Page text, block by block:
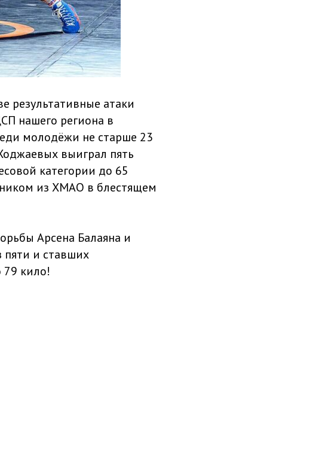
результативные атаки
нашего региона в
молодёжи не старше 23
выиграл пять
категории до 65
из ХМАО в блестящем
Арсена Балаяна и
и ставших
кило!